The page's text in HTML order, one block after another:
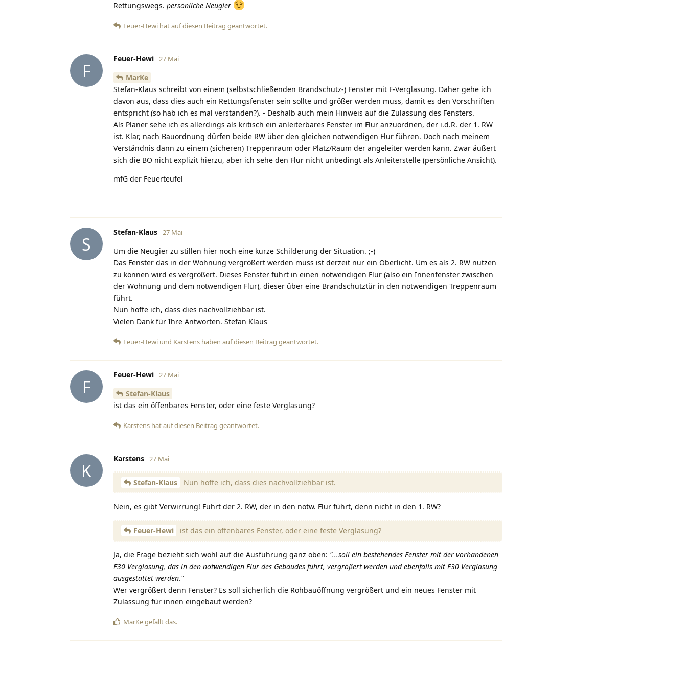
Rettungswegs. persönliche Neugier
Feuer-Hewi hatauf diesen Beitrag geantwortet.
F
Feuer-Hewi 27 Mai
MarKe
Stefan-Klaus schreibt von einem (selbstschließenden Brandschutz-) Fenster mit F-Verglasung. Daher gehe ich
davon aus, dass dies auch ein Rettungsfenster sein sollte und größer werden muss, damit es den Vorschriften
entspricht (so hab ich es mal verstanden?). - Deshalb auch mein Hinweis auf die Zulassung des Fensters.
Als Planer sehe ich es allerdings als kritisch ein anleiterbares Fenster im Flur anzuordnen, der i.d.R. der 1. RW
ist. Klar, nach Bauordnung dürfen beide RW über den gleichen notwendigen Flur führen. Doch nach meinem
Verständnis dann zu einem (sicheren) Treppenraum oder Platz/Raum der angeleiter werden kann. Zwar äußert
sich die BO nicht explizit hierzu, aber ich sehe den Flur nicht unbedingt als Anleiterstelle (persönliche Ansicht).
mfG der Feuerteufel
S
Stefan-Klaus 27 Mai
Um die Neugier zu stillen hier noch eine kurze Schilderung der Situation. ;-)
Das Fenster das in der Wohnung vergrößert werden muss ist derzeit nur ein Oberlicht. Um es als 2. RW nutzen
zu können wird es vergrößert. Dieses Fenster führt in einen notwendigen Flur (also ein Innenfenster zwischen
der Wohnung und dem notwendigen Flur), dieser über eine Brandschutztür in den notwendigen Treppenraum
führt.
Nun hoffe ich, dass dies nachvollziehbar ist.
Vielen Dank für Ihre Antworten. Stefan Klaus
Feuer-Hewi und Karstens haben auf diesen Beitrag geantwortet.
F
Feuer-Hewi 27 Mai
Stefan-Klaus
ist das ein öffenbares Fenster, oder eine feste Verglasung?
Karstens hatauf diesen Beitrag geantwortet.
K
Karstens 27 Mai
Stefan-Klaus Nun hoffe ich, dass dies nachvollziehbar ist.
Nein, es gibt Verwirrung! Führt der 2. RW, der in den notw. Flur führt, denn nicht in den 1. RW?
Feuer-Hewi ist das ein öffenbares Fenster, oder eine feste Verglasung?
Ja, die Frage bezieht sich wohl auf die Ausführung ganz oben: "...soll ein bestehendes Fenster mit der vorhandenen
F30 Verglasung, das in den notwendigen Flur des Gebäudes führt, vergrößert werden und ebenfalls mit F30 Verglasung
ausgestattet werden."
Wer vergrößert denn Fenster? Es soll sicherlich die Rohbauöffnung vergrößert und ein neues Fenster mit
Zulassung für innen eingebaut werden?
MarKegefällt das.